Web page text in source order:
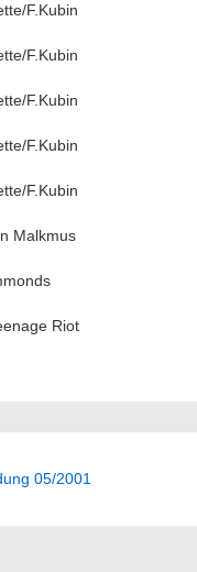
F.Kubin
F.Kubin
F.Kubin
F.Kubin
F.Kubin
Malkmus
Riot
05/2001